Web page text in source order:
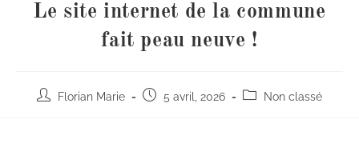
Le site internet de la commune
fait peau neuve !
Florian Marie 5 avril, 2026 Non classé